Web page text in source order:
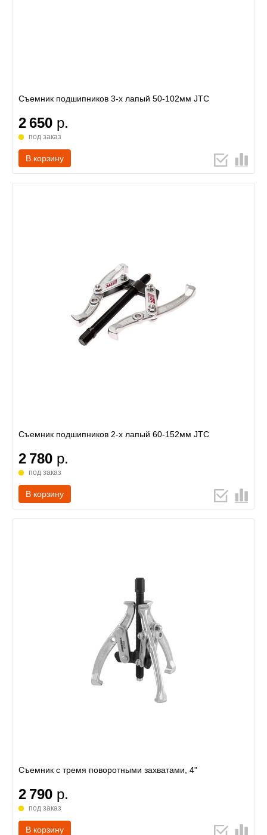
Съемник подшипников 3-х лапый 50-102мм JTC
2 650 р.
под заказ
В корзину
Съемник подшипников 2-х лапый 60-152мм JTC
2 780 р.
под заказ
В корзину
Съемник с тремя поворотными захватами, 4"
2 790 р.
под заказ
В корзину